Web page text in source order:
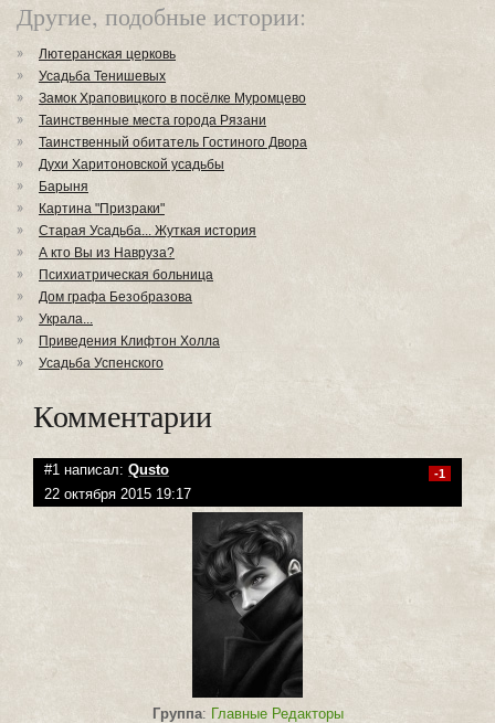
Другие, подобные истории:
Лютеранская церковь
Усадьба Тенишевых
Замок Храповицкого в посёлке Муромцево
Таинственные места города Рязани
Таинственный обитатель Гостиного Двора
Духи Харитоновской усадьбы
Барыня
Картина "Призраки"
Старая Усадьба... Жуткая история
А кто Вы из Навруза?
Психиатрическая больница
Дом графа Безобразова
Украла...
Приведения Клифтон Холла
Усадьба Успенского
Комментарии
#1 написал: Qusto -1
22 октября 2015 19:17
Группа: Главные Редакторы